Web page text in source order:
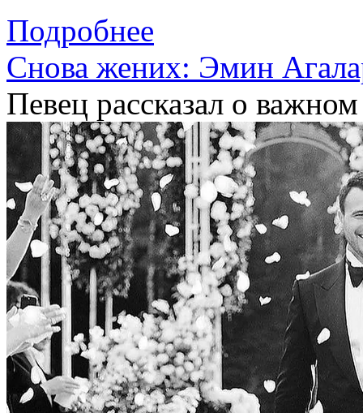
Подробнее
Снова жених: Эмин
Певец рассказал о